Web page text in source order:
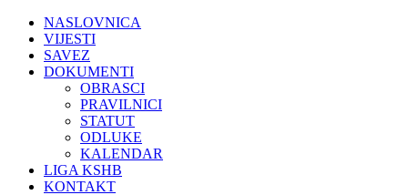
NASLOVNICA
VIJESTI
SAVEZ
DOKUMENTI
OBRASCI
PRAVILNICI
STATUT
ODLUKE
KALENDAR
LIGA KSHB
KONTAKT